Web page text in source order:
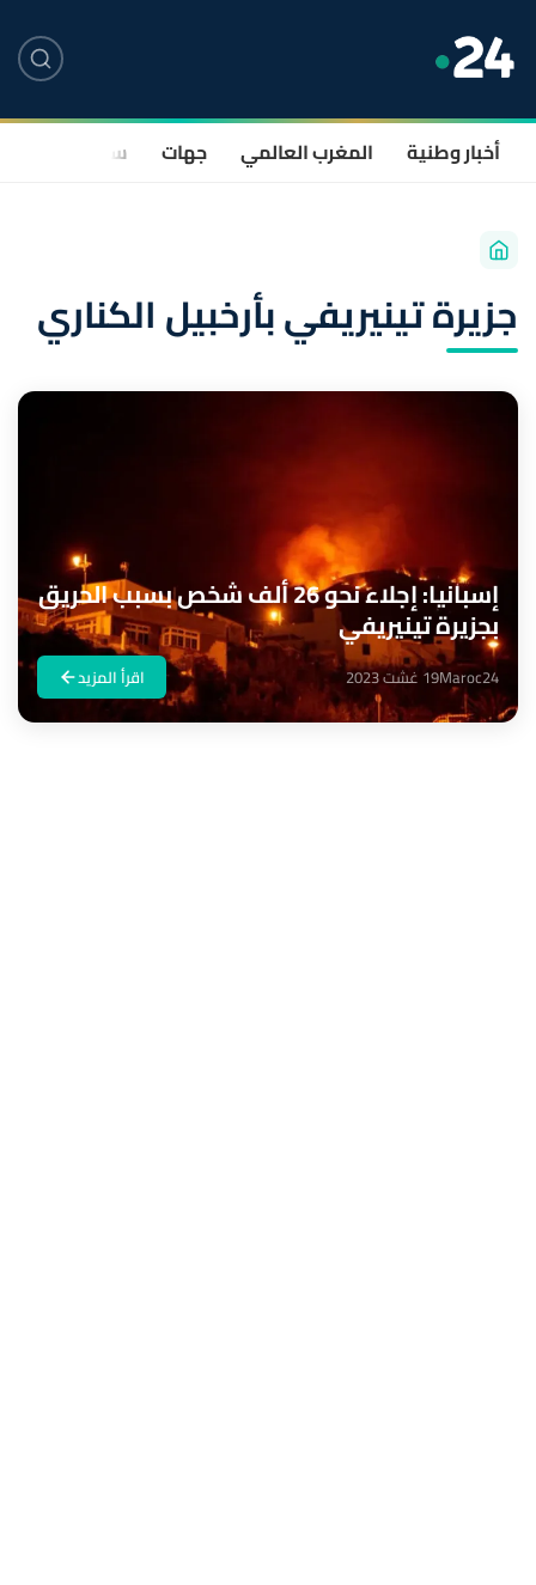
أخبار وطنية المغرب العالمي جهات سياسة
جزيرة تينيريفي بأرخبيل الكناري
إسبانيا: إجلاء نحو 26 ألف شخص بسبب الحريق
بجزيرة تينيريفي
Maroc2419 غشت 2023 اقرأ المزيد